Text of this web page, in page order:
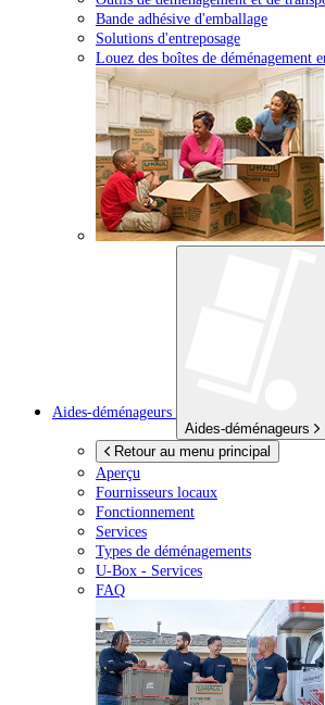
Bande adhésive d'emballage
Solutions d'entreposage
Louez des boîtes de déménagement
Aides-déménageurs
Aides-déménageurs
Retour au menu principal
Aperçu
Fournisseurs locaux
Fonctionnement
Services
Types de déménagements
U-Box - Services
FAQ